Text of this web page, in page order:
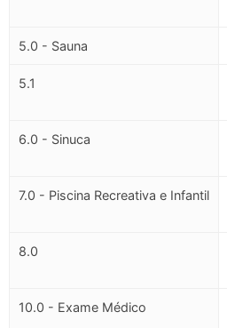
5.0 - Sauna
5.1
6.0 - Sinuca
7.0 - Piscina Recreativa e Infantil
8.0
10.0 - Exame Médico